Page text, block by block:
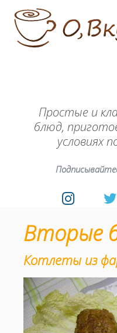
Простые и
блюд,
условиях
Вторые
Котлеты из